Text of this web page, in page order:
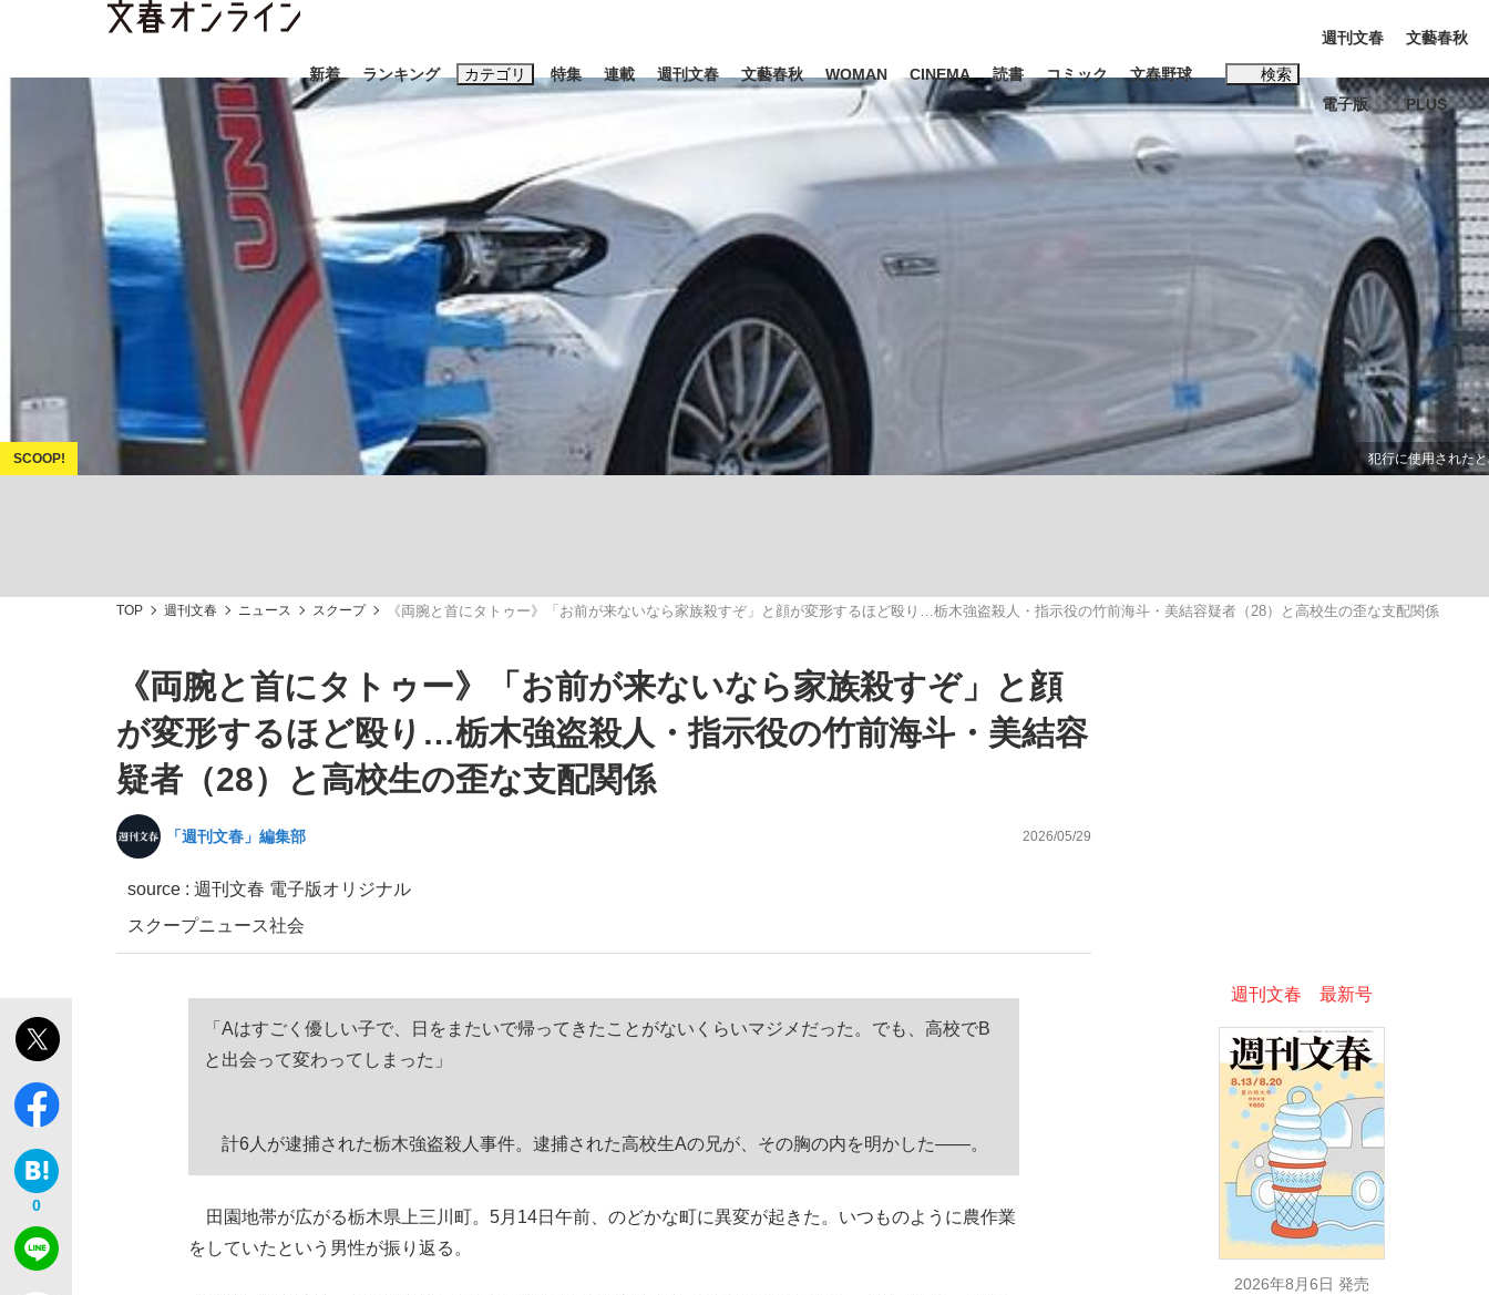
新着 ランキング カテゴリ
ライフ ビジネス インタビュー
「90%は失敗する。でも…」本田圭佑が初めて明かした日本代表監督に... 「最悪の空気のまま解散」WBC日本代表“敗戦”の真実 選手が明かす...
「敗因分析は一切聞かれなかった」侍ジャパン選手が証言した“NPB聞... 「クマが悪者扱いされているのが悲しい」『北の国から』倉本聰氏（91...
もっと見る
特集
終戦から81年
キングの誕生を、目撃せよ。
連載 週刊文春 文藝春秋 WOMAN CINEMA 読書 コミック 文春野球 検索
キーワード入力
おすすめのキーワードタグ一覧
#藤田晋 #三山凌輝 #高市早苗 #後藤真希 #城彰二 #内田有紀
#玉木雄一郎
#亀和田武
週刊文春
電子版
文藝春秋
PLUS
TOP 週刊文春 ニュース スクープ 《両腕と首にタトゥー》「お前が来ないなら家族殺すぞ」と顔が変形するほど殴り…栃木強盗殺人・指示役の竹前海斗・美結容疑者（28）と高校生の歪な支配関係
《両腕と首にタトゥー》「お前が来ないなら家族殺すぞ」と顔
が変形するほど殴り…栃木強盗殺人・指示役の竹前海斗・美結容
疑者（28）と高校生の歪な支配関係
「週刊文春」編集部 2026/05/29
source : 週刊文春 電子版オリジナル
スクープニュース社会
0
「Aはすごく優しい子で、日をまたいで帰ってきたことがないくらいマジメだった。でも、高校でB
と出会って変わってしまった」
計6人が逮捕された栃木強盗殺人事件。逮捕された高校生Aの兄が、その胸の内を明かした――。
田園地帯が広がる栃木県上三川町。5月14日午前、のどかな町に異変が起きた。いつものように農作業
をしていたという男性が振り返る。
週刊文春 最新号
2026年8月6日 発売